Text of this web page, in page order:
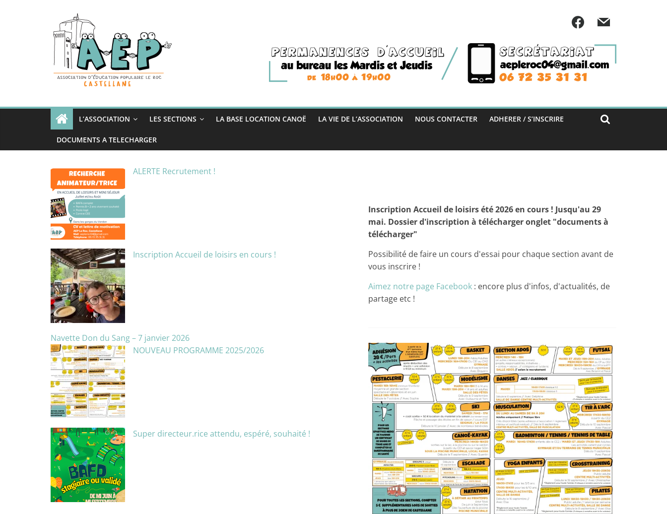
L’ASSOCIATION LES SECTIONS LA BASE LOCATION CANOË LA VIE DE L’ASSOCIATION NOUS CONTACTER ADHERER / S’INSCRIRE
DOCUMENTS A TELECHARGER
ALERTE Recrutement !
Inscription Accueil de loisirs en cours !
Navette Don du Sang – 7 janvier 2026
NOUVEAU PROGRAMME 2025/2026
Super directeur.rice attendu, espéré, souhaité !
Inscription Accueil de loisirs été 2026 en cours ! Jusqu'au 29
mai. Dossier d'inscription à télécharger onglet "documents à
télécharger"
Possibilité de faire un cours d'essai pour chaque section avant de
vous inscrire !
Aimez notre page Facebook : encore plus d'infos, d'actualités, de
partage etc !